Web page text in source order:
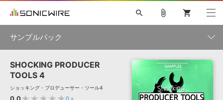
ソフト音源 »
search
初音ミク NT 鏡音リン・レン V4X 巡音ルカ V4X
MEIKO V3
KAITO V3
TOONTRACK
SPITFIRE AUDIO
VIENNA
EZ DRUMMER 3
ライセンスフリーBGM
attach_file shopping_cart
サンプルパック
製品一覧
SHOCKING PRODUCER
TOOLS 4
ショッキング・プロデューサー・ツール4
0 »